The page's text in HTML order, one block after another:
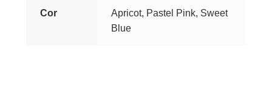
Cor
Apricot, Pastel Pink, Sweet
Blue